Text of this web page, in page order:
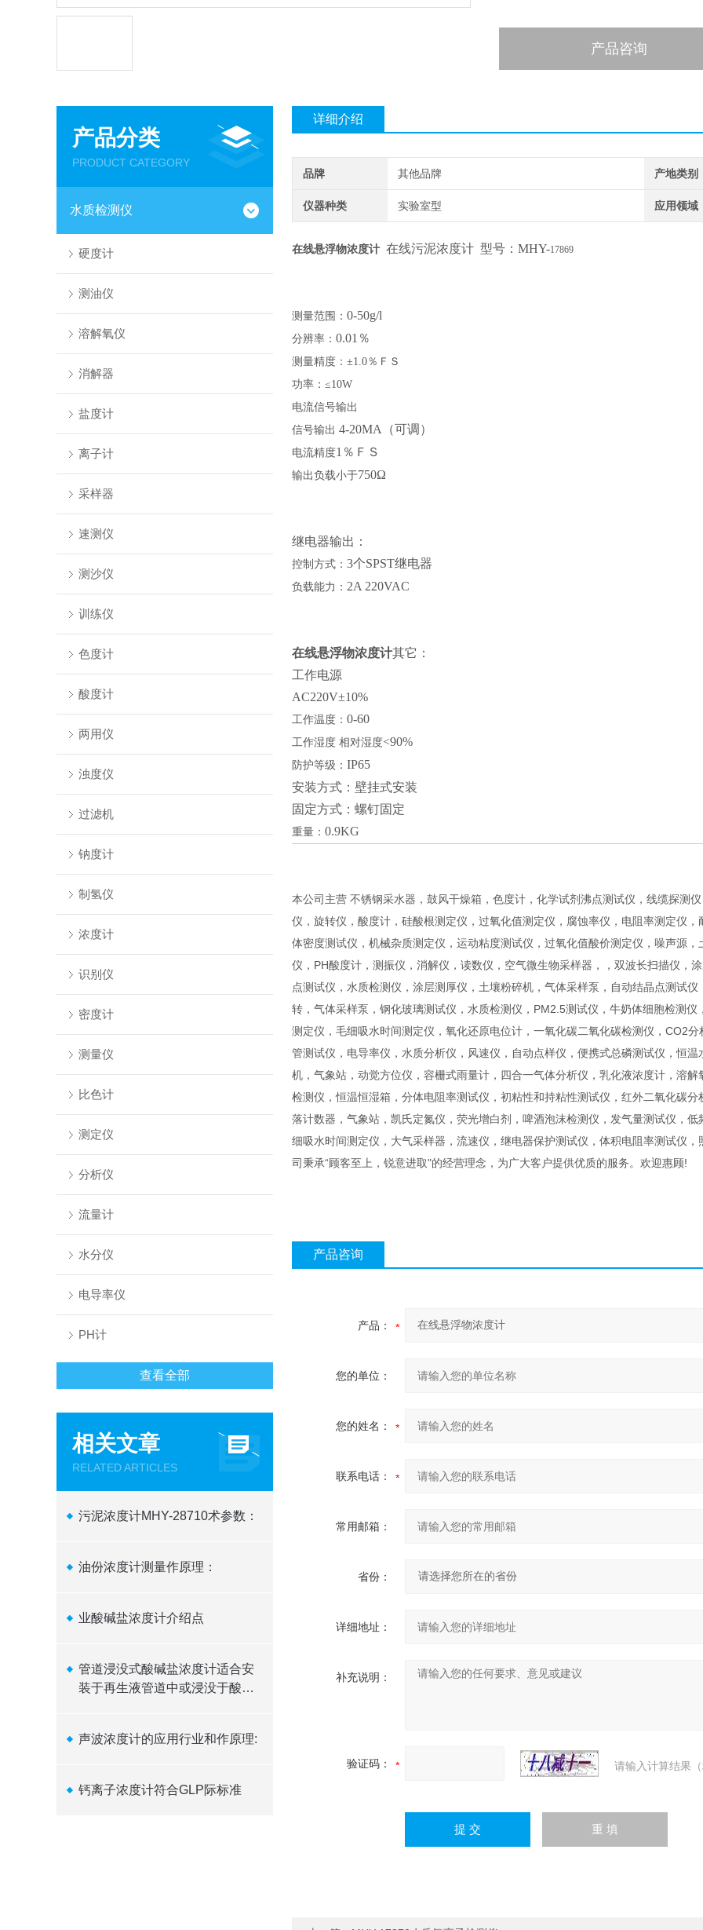
产品咨询
产品分类
PRODUCT CATEGORY
水质检测仪
硬度计
测油仪
溶解氧仪
消解器
盐度计
离子计
采样器
速测仪
测沙仪
训练仪
色度计
酸度计
两用仪
浊度仪
过滤机
钠度计
制氢仪
浓度计
识别仪
密度计
测量仪
比色计
测定仪
分析仪
流量计
水分仪
电导率仪
PH计
查看全部
相关文章
RELATED ARTICLES
污泥浓度计MHY-28710术参数：
油份浓度计测量作原理：
业酸碱盐浓度计介绍点
管道浸没式酸碱盐浓度计适合安
装于再生液管道中或浸没于酸碱
声波浓度计的应用行业和作原理:
钙离子浓度计符合GLP际标准
详细介绍
品牌 其他品牌 产地类别
仪器种类 实验室型 应用领域
在线悬浮物浓度计 在线污泥浓度计 型号： MHY-17869
测量范围： 0-50g/l
分辨率： 0.01％
测量精度： ±1.0％ＦＳ
功率： ≤10W
电流信号输出
信号输出 4-20MA（可调）
电流精度1％ＦＳ
输出负载小于750Ω
继电器输出：
控制方式： 3个SPST继电器
负载能力： 2A 220VAC
在线悬浮物浓度计其它：
工作电源
AC220V±10%
工作温度： 0-60
工作湿度 相对湿度<90%
防护等级： IP65
安装方式：壁挂式安装
固定方式：螺钉固定
重量： 0.9KG
本公司主营 不锈钢采水器，鼓风干燥箱，色度计，化学试剂沸点测试仪，线缆探测
仪，旋转仪，酸度计，硅酸根测定仪，过氧化值测定仪，腐蚀率仪，电阻率测定仪
体密度测试仪，机械杂质测定仪，运动粘度测试仪，过氧化值酸价测定仪，噪声源
仪，PH酸度计，测振仪，消解仪，读数仪，空气微生物采样器，，双波长扫描仪，
点测试仪，水质检测仪，涂层测厚仪，土壤粉碎机，气体采样泵，自动结晶点测试
转，气体采样泵，钢化玻璃测试仪，水质检测仪，PM2.5测试仪，牛奶体细胞检测
测定仪，毛细吸水时间测定仪，氧化还原电位计，一氧化碳二氧化碳检测仪，CO2
管测试仪，电导率仪，水质分析仪，风速仪，自动点样仪，便携式总磷测试仪，恒
机，气象站，动觉方位仪，容栅式雨量计，四合一气体分析仪，乳化液浓度计，溶
检测仪，恒温恒湿箱，分体电阻率测试仪，初粘性和持粘性测试仪，红外二氧化碳
落计数器，气象站，凯氏定氮仪，荧光增白剂，啤酒泡沫检测仪，发气量测试仪，
细吸水时间测定仪，大气采样器，流速仪，继电器保护测试仪，体积电阻率测试仪
司秉承“顾客至上，锐意进取"的经营理念，为广大客户提供优质的服务。欢迎惠顾!
产品咨询
产品：
您的单位：
您的姓名：
联系电话：
常用邮箱：
省份：
详细地址：
补充说明：
验证码： 请输入计算结果